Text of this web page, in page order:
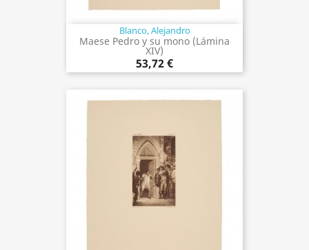
Blanco, Alejandro
Maese Pedro y su mono (Lámina
XIV)
53,72 €